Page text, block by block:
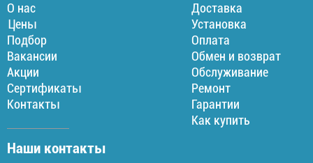
О нас
Цены
Подбор
Вакансии
Акции
Сертификаты
Контакты
Доставка
Установка
Оплата
Обмен и возврат
Обслуживание
Ремонт
Гарантии
Как купить
Наши контакты